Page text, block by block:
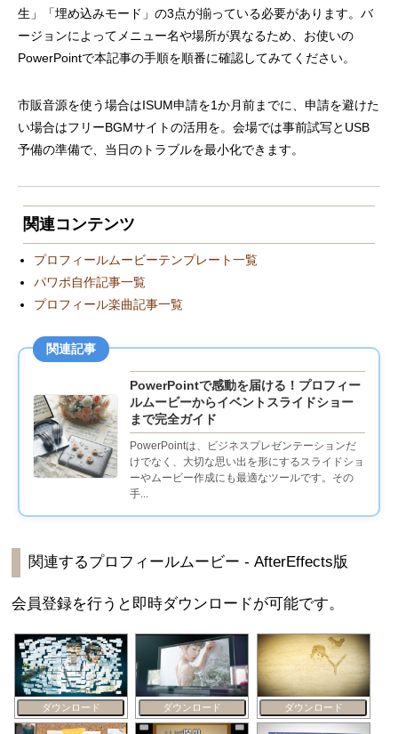
生」「埋め込みモード」の3点が揃っている必要があります。バ
ージョンによってメニュー名や場所が異なるため、お使いの
PowerPointで本記事の手順を順番に確認してみてください。
市販音源を使う場合はISUM申請を1か月前までに、申請を避けた
い場合はフリーBGMサイトの活用を。会場では事前試写とUSB
予備の準備で、当日のトラブルを最小化できます。
関連コンテンツ
プロフィールムービーテンプレート一覧
パワポ自作記事一覧
プロフィール楽曲記事一覧
関連記事
PowerPointで感動を届ける！プロフィー
ルムービーからイベントスライドショー
まで完全ガイド
PowerPointは、ビジネスプレゼンテーションだ
けでなく、大切な思い出を形にするスライドショ
ーやムービー作成にも最適なツールです。その
手...
関連するプロフィールムービー - AfterEffects版
会員登録を行うと即時ダウンロードが可能です。
ダウンロード ダウンロード ダウンロード